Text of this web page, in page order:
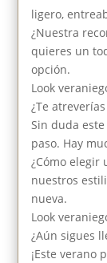
ligero,
¿Nuestra
quieres un
opción.
Look
¿Te
Sin duda
paso. Hay
¿Cómo elegir
nuestros
nueva.
Look
¿Aún sigues
¡Este verano